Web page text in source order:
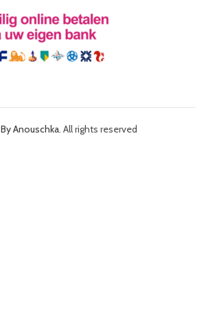
By Anouschka. All rights reserved